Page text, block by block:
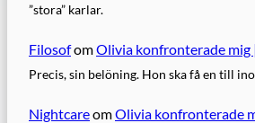
”stora” karlar.
FilosofomOlivia konfronterade mig
Precis, sin belöning. Hon ska få en till
NightcareomOlivia konfronterade